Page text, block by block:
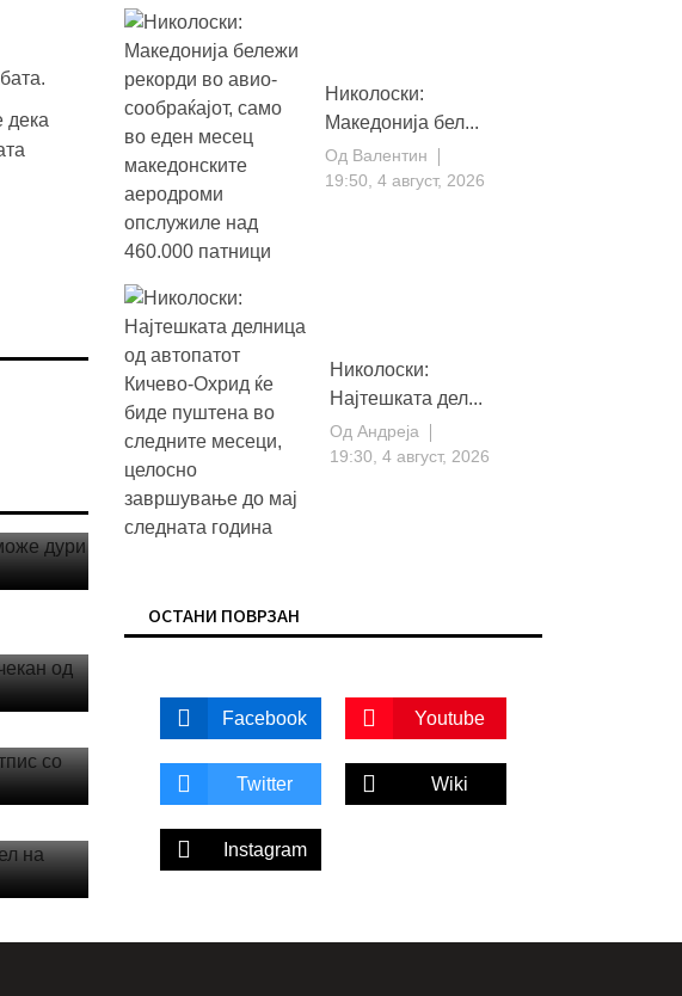
дека
Николоски:
Македонија бел...
Од Валентин
19:50, 4 август, 2026
Николоски:
Најтешката дел...
ОдАндреја
19:30, 4 август, 2026
ОСТАНИ ПОВРЗАН
Facebook Youtube
Twitter Wiki
Instagram